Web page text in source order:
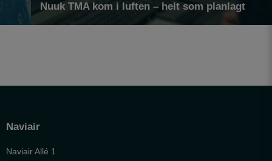
Nuuk TMA kom i luften – helt som planlagt
Naviair
Naviair Allé 1